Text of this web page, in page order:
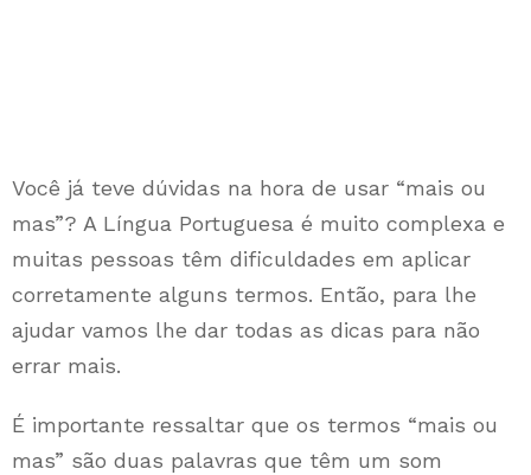
Você já teve dúvidas na hora de usar “mais ou
mas”? A Língua Portuguesa é muito complexa e
muitas pessoas têm dificuldades em aplicar
corretamente alguns termos. Então, para lhe
ajudar vamos lhe dar todas as dicas para não
errar mais.
É importante ressaltar que os termos “mais ou
mas” são duas palavras que têm um som